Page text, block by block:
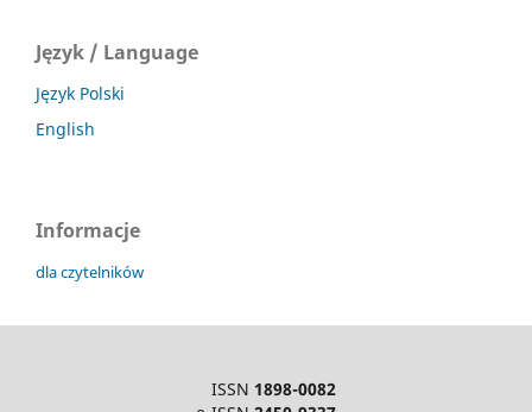
Język / Language
Język Polski
English
Informacje
dla czytelników
ISSN 1898-0082